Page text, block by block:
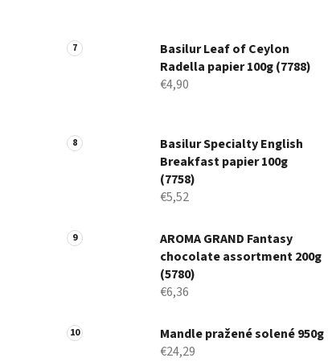
Basilur Leaf of Ceylon
Radella papier 100g (7788)
€4,90
Basilur Specialty English
Breakfast papier 100g
(7758)
€5,52
AROMA GRAND Fantasy
chocolate assortment 200g
(5780)
€6,36
Mandle pražené solené 950g
€24,29